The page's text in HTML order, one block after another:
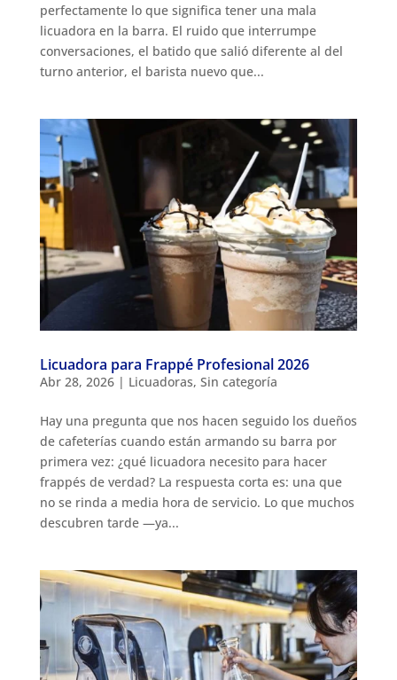
perfectamente lo que significa tener una mala
licuadora en la barra. El ruido que interrumpe
conversaciones, el batido que salió diferente al del
turno anterior, el barista nuevo que...
Licuadora para Frappé Profesional 2026
Abr 28, 2026| Licuadoras, Sin categoría
Hay una pregunta que nos hacen seguido los dueños
de cafeterías cuando están armando su barra por
primera vez: ¿qué licuadora necesito para hacer
frappés de verdad? La respuesta corta es: una que
no se rinda a media hora de servicio. Lo que muchos
descubren tarde —ya...